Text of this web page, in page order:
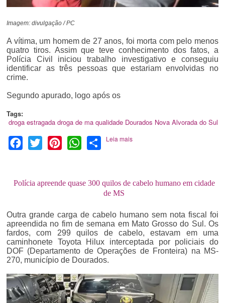
Imagem: divulgação / PC
A vítima, um homem de 27 anos, foi morta com pelo menos
quatro tiros. Assim que teve conhecimento dos fatos, a
Polícia Civil iniciou trabalho investigativo e conseguiu
identificar as três pessoas que estariam envolvidas no
crime.
Segundo apurado, logo após os
Tags:
droga estragada droga de ma qualidade Dourados Nova Alvorada do Sul
Facebook
Twitter PinterestWhatsApp
Share
Leia mais
Polícia apreende quase 300 quilos de cabelo humano em cidade
de MS
Outra grande carga de cabelo humano sem nota fiscal foi
apreendida no fim de semana em Mato Grosso do Sul. Os
fardos, com 299 quilos de cabelo, estavam em uma
caminhonete Toyota Hilux interceptada por policiais do
DOF (Departamento de Operações de Fronteira) na MS-
270, município de Dourados.